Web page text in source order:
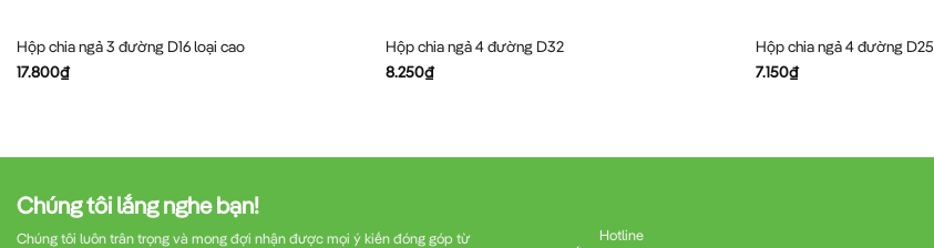
Hộp chia ngả 3 đường D16 loại cao
17.800₫
Hộp chia ngả 4 đường D32
8.250₫
Hộp chia ngả 4 đường D25
7.150₫
Chúng tôi lắng nghe bạn!
Chúng tôi luôn trân trọng và mong đợi nhận được mọi ý kiến đóng góp từ
Hotline